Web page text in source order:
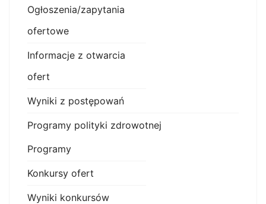
Ogłoszenia/zapytania
ofertowe
Informacje z otwarcia
ofert
Wyniki z postępowań
Programy polityki zdrowotnej
Programy
Konkursy ofert
Wyniki konkursów